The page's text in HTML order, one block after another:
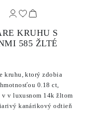
KRUHU S
585 ŽLTÉ
kruhu, ktorý zdobia
0.18 ct,
v v luxusnom 14k žltom
kanárikový odtieň